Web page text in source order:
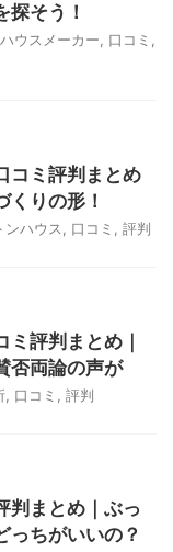
探そう！
ハウスメーカー 口コミ
コミ評判まとめ
くりの形！
ンハウス 口コミ 評判
評判まとめ｜
否両論の声が
口コミ 評判
判まとめ｜ぶっ
っちがいいの？